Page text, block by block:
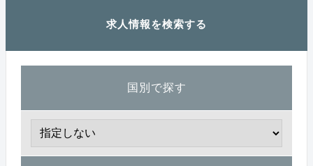
求人情報を検索する
国別で探す